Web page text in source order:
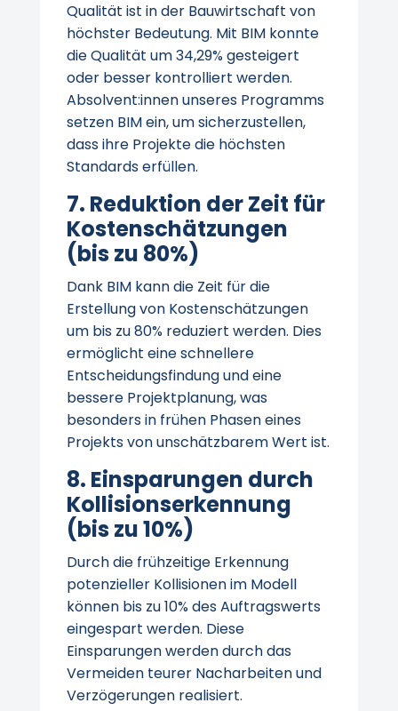
Qualität ist in der Bauwirtschaft von
höchster Bedeutung. Mit BIM konnte
die Qualität um 34,29% gesteigert
oder besser kontrolliert werden.
Absolvent:innen unseres Programms
setzen BIM ein, um sicherzustellen,
dass ihre Projekte die höchsten
Standards erfüllen.
7. Reduktion der Zeit für
Kostenschätzungen
(bis zu 80%)
Dank BIM kann die Zeit für die
Erstellung von Kostenschätzungen
um bis zu 80% reduziert werden. Dies
ermöglicht eine schnellere
Entscheidungsfindung und eine
bessere Projektplanung, was
besonders in frühen Phasen eines
Projekts von unschätzbarem Wert ist.
8. Einsparungen durch
Kollisionserkennung
(bis zu 10%)
Durch die frühzeitige Erkennung
potenzieller Kollisionen im Modell
können bis zu 10% des Auftragswerts
eingespart werden. Diese
Einsparungen werden durch das
Vermeiden teurer Nacharbeiten und
Verzögerungen realisiert.